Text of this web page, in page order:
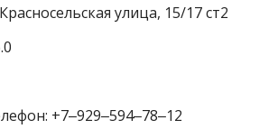
улица, 15/17 ст2
+7‒929‒594‒78‒12